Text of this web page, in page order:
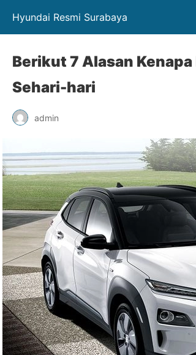
Hyundai Resmi Surabaya
Berikut 7 Alasan
Sehari-hari
admin